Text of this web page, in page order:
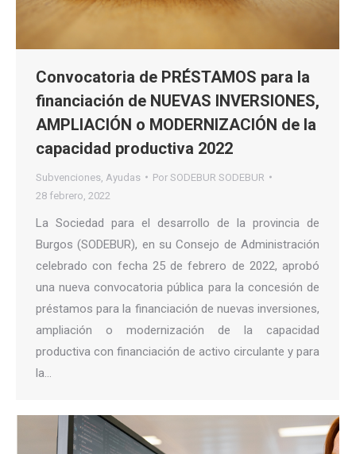
Convocatoria de PRÉSTAMOS para la
financiación de NUEVAS INVERSIONES,
AMPLIACIÓN o MODERNIZACIÓN de la
capacidad productiva 2022
Subvenciones Ayudas Por SODEBUR SODEBUR
28 febrero, 2022
La Sociedad para el desarrollo de la provincia de
Burgos (SODEBUR), en su Consejo de Administración
celebrado con fecha 25 de febrero de 2022, aprobó
una nueva convocatoria pública para la concesión de
préstamos para la financiación de nuevas inversiones,
ampliación o modernización de la capacidad
productiva con financiación de activo circulante y para
la…